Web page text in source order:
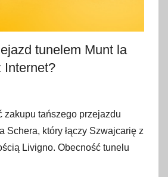
tunelem Munt la
Internet?
zakupu tańszego przejazdu
Schera, który łączy Szwajcarię z
Livigno. Obecność tunelu